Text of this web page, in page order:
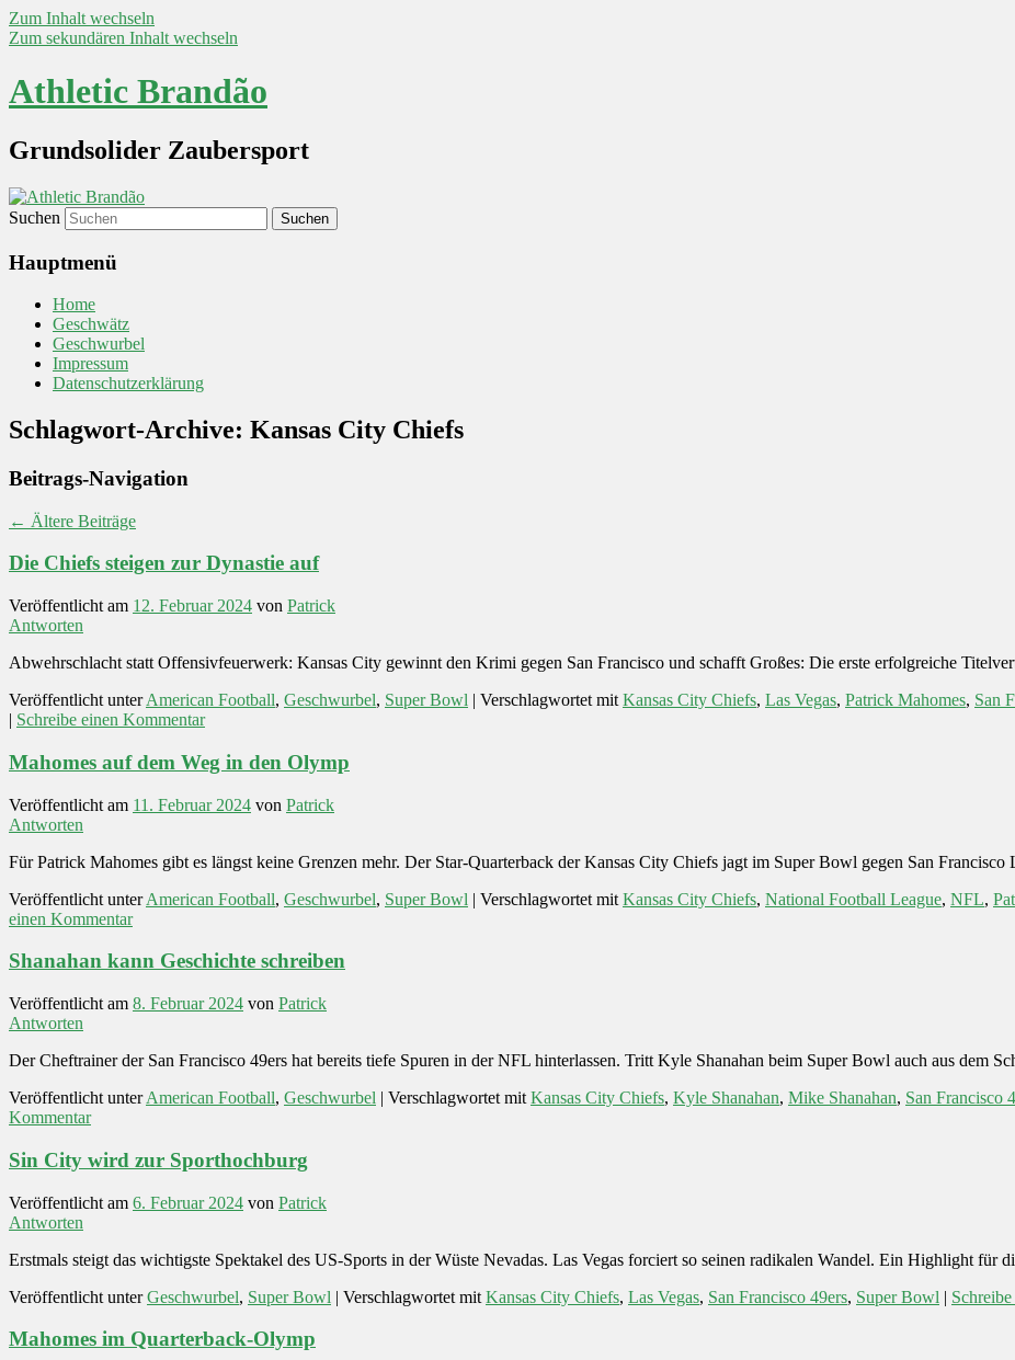
Zum Inhalt wechseln
Zum sekundären Inhalt wechseln
Athletic Brandão
Grundsolider Zaubersport
Suchen
Hauptmenü
Home
Geschwätz
Geschwurbel
Impressum
Datenschutzerklärung
Schlagwort-Archive: Kansas City Chiefs
Beitrags-Navigation
← Ältere Beiträge
Die Chiefs steigen zur Dynastie auf
Veröffentlicht am 12. Februar 2024 von Patrick
Antworten
Abwehrschlacht statt Offensivfeuerwerk: Kansas City gewinnt den Krimi gegen San Francisco und schafft Großes: Die erste erfolgreiche
Veröffentlicht unter American Football, Geschwurbel, Super Bowl | Verschlagwortet mit Kansas City Chiefs, Las Vegas, Patrick Mahomes, San
| Schreibe einen Kommentar
Mahomes auf dem Weg in den Olymp
Veröffentlicht am 11. Februar 2024 von Patrick
Antworten
Für Patrick Mahomes gibt es längst keine Grenzen mehr. Der Star-Quarterback der Kansas City Chiefs jagt im Super Bowl gegen San Francisco
Veröffentlicht unter American Football, Geschwurbel, Super Bowl | Verschlagwortet mit Kansas City Chiefs, National Football League, NFL,
einen Kommentar
Shanahan kann Geschichte schreiben
Veröffentlicht am 8. Februar 2024 von Patrick
Antworten
Der Cheftrainer der San Francisco 49ers hat bereits tiefe Spuren in der NFL hinterlassen. Tritt Kyle Shanahan beim Super Bowl auch aus dem
Veröffentlicht unter American Football, Geschwurbel | Verschlagwortet mit Kansas City Chiefs, Kyle Shanahan, Mike Shanahan, San Francisco
Kommentar
Sin City wird zur Sporthochburg
Veröffentlicht am 6. Februar 2024 von Patrick
Antworten
Erstmals steigt das wichtigste Spektakel des US-Sports in der Wüste Nevadas. Las Vegas forciert so seinen radikalen Wandel. Ein Highlight für
Veröffentlicht unter Geschwurbel, Super Bowl | Verschlagwortet mit Kansas City Chiefs, Las Vegas, San Francisco 49ers, Super Bowl |
Mahomes im Quarterback-Olymp